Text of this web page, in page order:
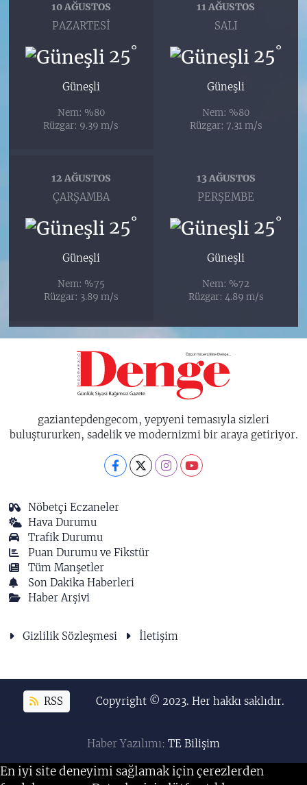
10 AĞUSTOS
PAZARTESI
25°
Güneşli
Nem: %80
Rüzgar: 9.39 m/s
11 AĞUSTOS
SALI
25°
Güneşli
Nem: %80
Rüzgar: 7.31 m/s
12 AĞUSTOS
ÇARŞAMBA
25°
Güneşli
Nem: %75
Rüzgar: 3.89 m/s
13 AĞUSTOS
PERŞEMBE
25°
Güneşli
Nem: %72
Rüzgar: 4.89 m/s
gaziantepdengecom, yepyeni temasıyla sizleri
buluştururken, sadelik ve modernizmi bir araya getiriyor.
Nöbetçi Eczaneler
Hava Durumu
Trafik Durumu
Puan Durumu ve Fikstür
Tüm Manşetler
Son Dakika Haberleri
Haber Arşivi
Gizlilik Sözleşmesi İletişim
RSS Copyright © 2023. Her hakkı saklıdır.
Haber Yazılımı: TE Bilişim
En iyi site deneyimi sağlamak için çerezlerden